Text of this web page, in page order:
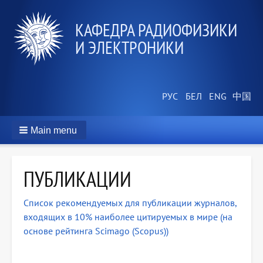
КАФЕДРА РАДИОФИЗИКИ
И ЭЛЕКТРОНИКИ
Main menu
ПУБЛИКАЦИИ
Список рекомендуемых для публикации журналов,
входящих в 10% наиболее цитируемых в мире (на
основе рейтинга Scimago (Scopus))